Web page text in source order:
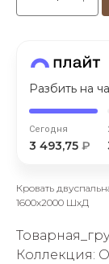
Разбить на
Сегодня
3 493,75 ₽
Кровать
1600х2000 ШхД
Коллекция: